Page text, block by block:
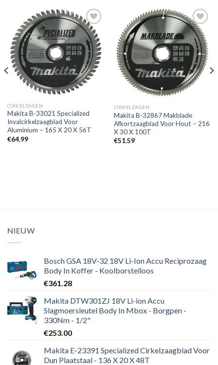
Toevoegen
aan
verlanglijst
CIRKELZAGEN
Makita B-33021 Specialized
Invalcirkelzaagblad Voor
Aluminium – 165 X 20 X 56T
€64.99
Toevoegen
aan
verlanglijst
CIRKELZAGEN
Makita B-32867 Makblade
Afkortzaagblad Voor Hout – 216
X 30 X 100T
€51.59
NIEUW
Bosch GSA 18V-32 18V Li-Ion Accu Reciprozaag
Body In Koffer - Koolborstelloos
€361.28
Makita DTW301ZJ 18V Li-ion Accu
Slagmoersleutel Body In Mbox - Borgpen -
330Nm - 1/2"
€253.00
Makita E-23391 Specialized Cirkelzaagblad Voor
Dun Plaatstaal - 136 X 20 X 48T